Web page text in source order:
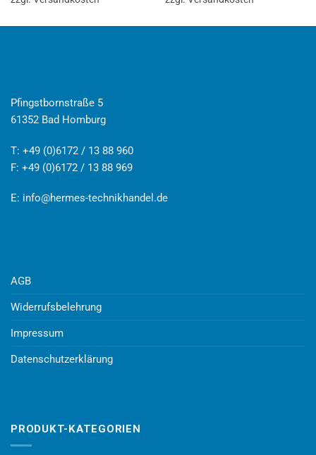
Pfingstbornstraße 5
61352 Bad Homburg
T: +49 (0)6172 / 13 88 960
F: +49 (0)6172 / 13 88 969
E: info@hermes-technikhandel.de
AGB
Widerrufsbelehrung
Impressum
Datenschutzerklärung
PRODUKT-KATEGORIEN